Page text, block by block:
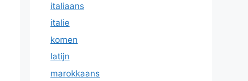
italiaans
italie
komen
latijn
marokkaans